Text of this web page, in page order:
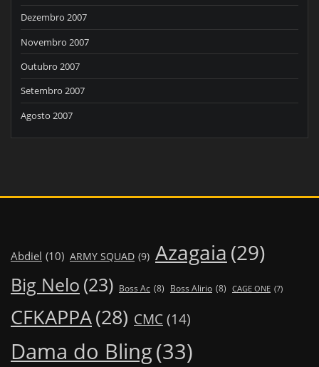
Dezembro 2007
Novembro 2007
Outubro 2007
Setembro 2007
Agosto 2007
Abdiel (10) ARMY SQUAD (9) Azagaia (29)
Big Nelo (23) Boss Ac (8) Boss Alirio (8) CAGE ONE (7)
CFKAPPA(28) CMC (14)
Dama do Bling(33)